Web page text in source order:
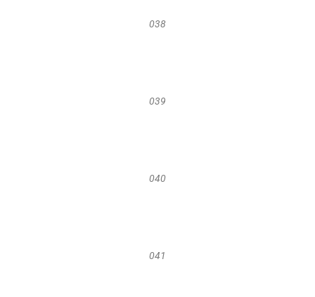
038
039
040
041